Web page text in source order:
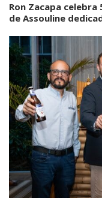
Ron Zacapa
de Assouline